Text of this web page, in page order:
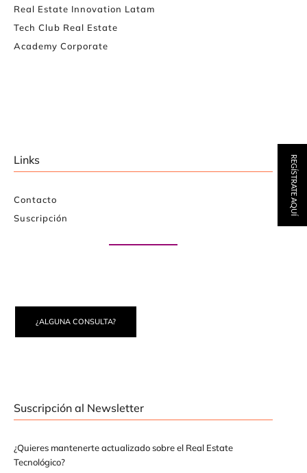
Real Estate Innovation Latam
Tech Club Real Estate
Academy Corporate
Links
Contacto
Suscripción
¿ALGUNA CONSULTA?
Suscripción al Newsletter
¿Quieres mantenerte actualizado sobre el Real Estate
Tecnológico?
REGÍSTRATE AQUÍ